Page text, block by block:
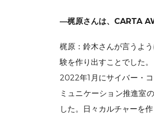
―梶原さんは、CARTA
梶原：鈴木さんが言うよ
験を作り出すことでした。
2022年1月にサイバー・
ミュニケーション推進室
した。日々カルチャーを